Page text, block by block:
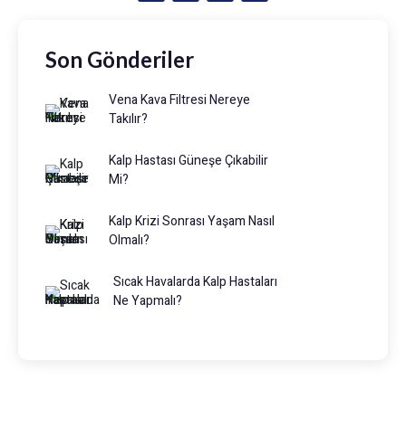
Son Gönderiler
Vena Kava Filtresi Nereye
Takılır?
Kalp Hastası Güneşe Çıkabilir
Mi?
Kalp Krizi Sonrası Yaşam Nasıl
Olmalı?
Sıcak Havalarda Kalp Hastaları
Ne Yapmalı?